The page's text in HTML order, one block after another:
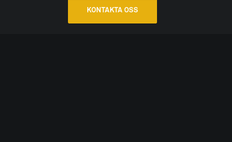
KONTAKTA OSS